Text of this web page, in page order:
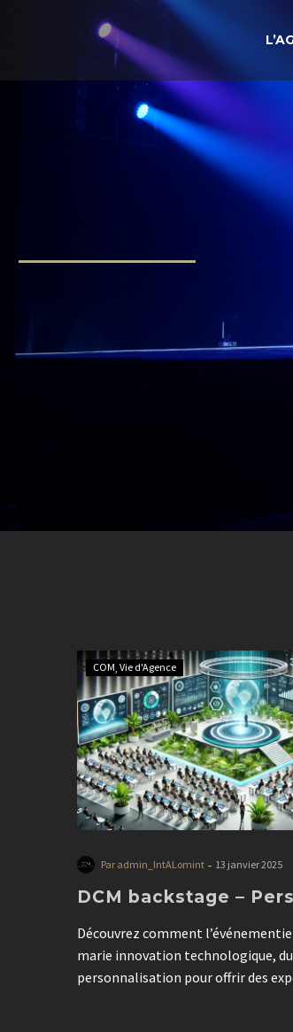
COM Vie d'Agence
Par admin_IntALomint - 13 janvier 2025
DCM backstage –
Découvrez comment
marie innovation technologique,
personnalisation pour offrir des
hybrides et une exécution